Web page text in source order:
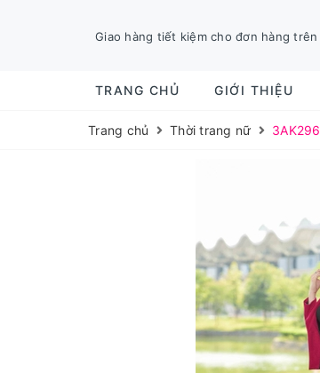
Giao hàng tiết kiệm cho đơn hàng trên
TRANG CHỦ GIỚI THIỆU
Trang chủ Thời trang nữ 3AK296